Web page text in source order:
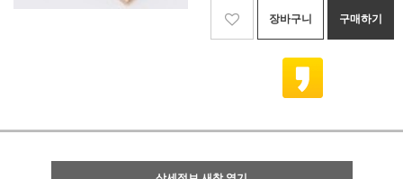
장바구니 구매하기